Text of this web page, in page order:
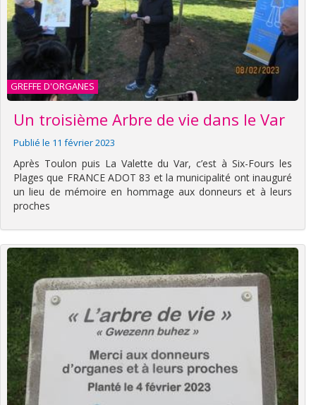
GREFFE D'ORGANES
Un troisième Arbre de vie dans le Var
Publié le 11 février 2023
Après Toulon puis La Valette du Var, c’est à Six-Fours les
Plages que FRANCE ADOT 83 et la municipalité ont inauguré
un lieu de mémoire en hommage aux donneurs et à leurs
proches